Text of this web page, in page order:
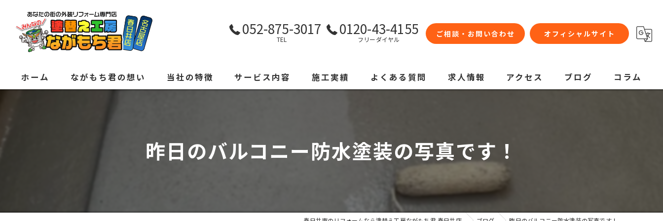
052-875-3017
TEL
0120-43-4155
フリーダイヤル
ご相談・お問い合わせ オフィシャルサイト
ホーム ながもち君の想い 当社の特徴
内装
サービス内容 施工実績 よくある質問 求人情報 アクセス ブログ コラム
昨日のバルコニー防水塗装の写真です！